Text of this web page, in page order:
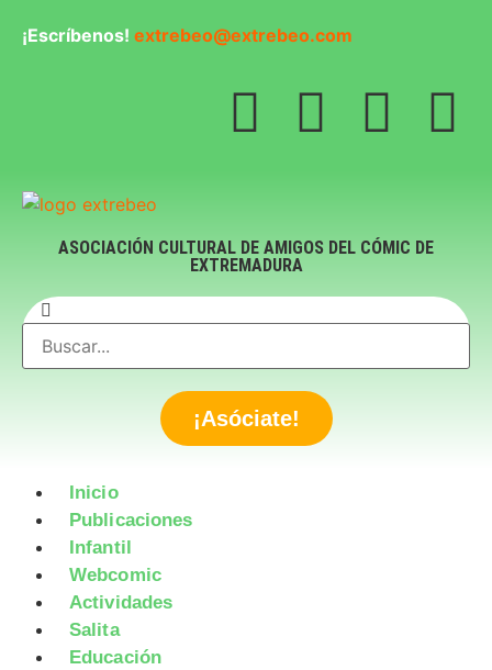
¡Escríbenos! extrebeo@extrebeo.com
ASOCIACIÓN CULTURAL DE AMIGOS DEL CÓMIC DE
EXTREMADURA
¡Asóciate!
Inicio
Publicaciones
Infantil
Webcomic
Actividades
Salita
Educación